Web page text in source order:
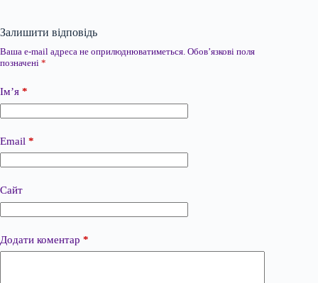
Залишити відповідь
Ваша e-mail адреса не оприлюднюватиметься. Обов’язкові поля
позначені *
Ім’я *
Email *
Сайт
Додати коментар *